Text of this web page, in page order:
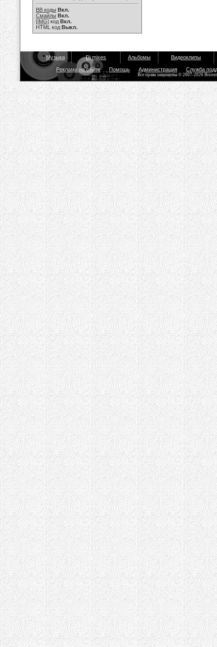
BB коды Вкл.
Смайлы Вкл.
[IMG] код Вкл.
HTML код Выкл.
Музыка Dj mixes Альбомы Видеоклипы
Реклама на сайте Помощь Администрация Служба
Все права защищены © 2007-2026